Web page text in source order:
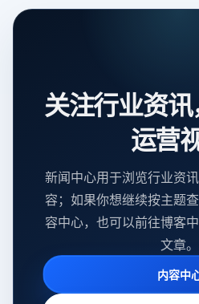
关注行业资
运营
新闻中心用于浏览行业资
容；如果你想继续按主题
容中心，也可以前往博客
文章。
内容中